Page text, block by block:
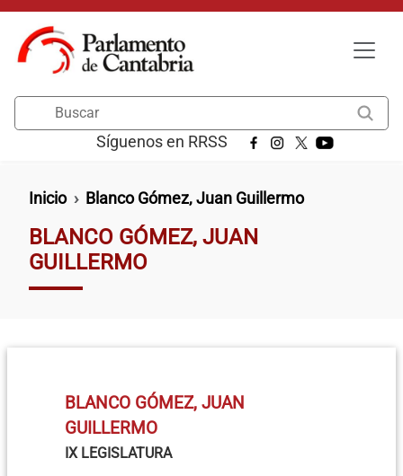
Pasar al contenido principal
Síguenos en RRSS
Ruta de navegación
Inicio Blanco Gómez, Juan Guillermo
BLANCO GÓMEZ, JUAN
GUILLERMO
BLANCO GÓMEZ, JUAN
GUILLERMO
IX LEGISLATURA